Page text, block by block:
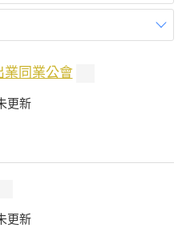
業同業公會
更新
更新